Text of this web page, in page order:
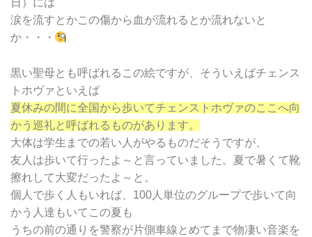
日）には
涙を流すとかこの傷から血が流れるとか流れないと
か・・・
黒い聖母とも呼ばれるこの絵ですが、そういえばチェンス
トホヴァといえば
夏休みの間に全国から歩いてチェンストホヴァのここへ向
かう巡礼と呼ばれるものがあります。
大体は学生までの若い人がやるものだそうですが、
友人は歩いて行ったよ～と言っていました。夏で暑くて靴
擦れして大変だったよ～と。
個人で歩く人もいれば、100人単位のグループで歩いて向
かう人達もいてこの夏も
うちの前の通りを警察が片側車線とめてまで物凄い音楽を